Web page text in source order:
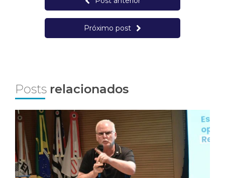
Próximo post
Posts relacionados